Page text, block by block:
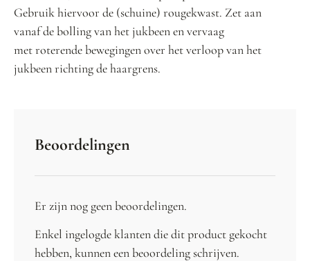
Gebruik hiervoor de (schuine) rougekwast. Zet aan
vanaf de bolling van het jukbeen en vervaag
met roterende bewegingen over het verloop van het
jukbeen richting de haargrens.
Beoordelingen
Er zijn nog geen beoordelingen.
Enkel ingelogde klanten die dit product gekocht
hebben, kunnen een beoordeling schrijven.